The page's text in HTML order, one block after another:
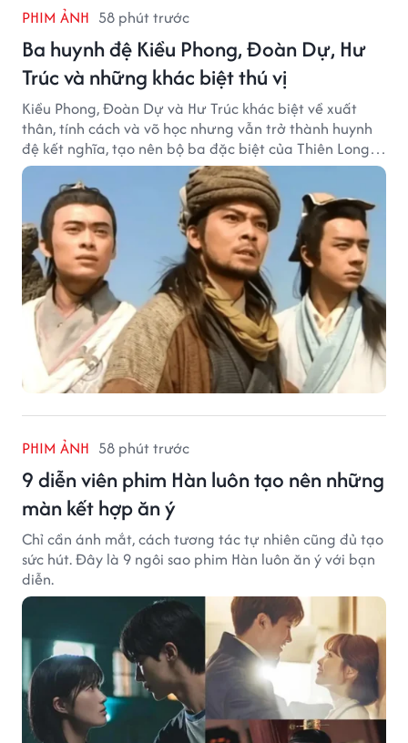
PHIM ẢNH 58 phút trước
Ba huynh đệ Kiều Phong, Đoàn Dự, Hư
Trúc và những khác biệt thú vị
Kiều Phong, Đoàn Dự và Hư Trúc khác biệt về xuất
thân, tính cách và võ học nhưng vẫn trở thành huynh
đệ kết nghĩa, tạo nên bộ ba đặc biệt của Thiên Long
Bát Bộ.
PHIM ẢNH 58 phút trước
9 diễn viên phim Hàn luôn tạo nên những
màn kết hợp ăn ý
Chỉ cần ánh mắt, cách tương tác tự nhiên cũng đủ tạo
sức hút. Đây là 9 ngôi sao phim Hàn luôn ăn ý với bạn
diễn.